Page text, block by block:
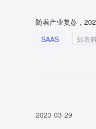
随着产业复苏，
SAAS
2023-03-29